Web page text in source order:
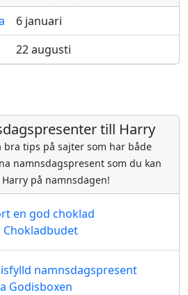
6 januari
22 augusti
till Harry
bra tips på sajter som har både
namnsdagspresent som du kan
på namnsdagen!
en god choklad
Chokladbudet
namnsdagspresent
Godisboxen